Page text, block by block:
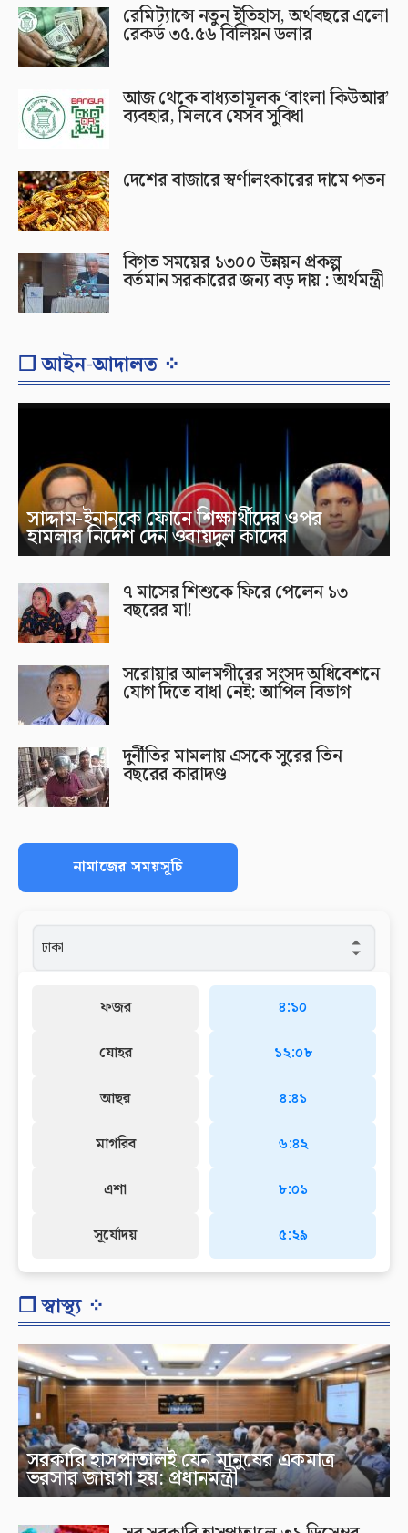
রেমিট্যান্সে নতুন ইতিহাস, অর্থবছরে এলো
রেকর্ড ৩৫.৫৬ বিলিয়ন ডলার
আজ থেকে বাধ্যতামূলক ‘বাংলা কিউআর’
ব্যবহার, মিলবে যেসব সুবিধা
দেশের বাজারে স্বর্ণালংকারের দামে পতন
বিগত সময়ের ১৩০০ উন্নয়ন প্রকল্প
বর্তমান সরকারের জন্য বড় দায় : অর্থমন্ত্রী
❐ আইন-আদালত ⁘
সাদ্দাম-ইনানকে ফোনে শিক্ষার্থীদের ওপর
হামলার নির্দেশ দেন ওবায়দুল কাদের
৭ মাসের শিশুকে ফিরে পেলেন ১৩
বছরের মা!
সরোয়ার আলমগীরের সংসদ অধিবেশনে
যোগ দিতে বাধা নেই: আপিল বিভাগ
দুর্নীতির মামলায় এসকে সুরের তিন
বছরের কারাদণ্ড
নামাজের সময়সূচি
ফজর
যোহর
আছর
মাগরিব
এশা
সূর্যোদয়
৪:১০
১২:০৮
৪:৪১
৬:৪২
৮:০১
৫:২৯
❐ স্বাস্থ্য ⁘
সরকারি হাসপাতালই যেন মানুষের একমাত্র
ভরসার জায়গা হয়: প্রধানমন্ত্রী